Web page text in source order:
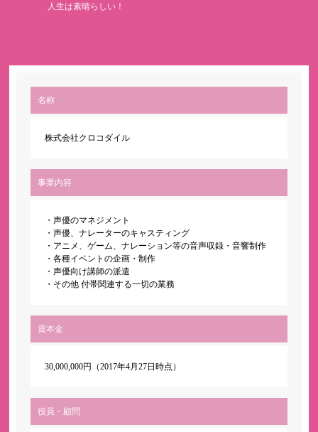
人生は素晴らしい！
名称
株式会社クロコダイル
事業内容
・声優のマネジメント
・声優、ナレーターのキャスティング
・アニメ、ゲーム、ナレーション等の音声収録・音響制作
・各種イベントの企画・制作
・声優向け講師の派遣
・その他 付帯関連する一切の業務
資本金
30,000,000円（2017年4月27日時点）
役員・顧問